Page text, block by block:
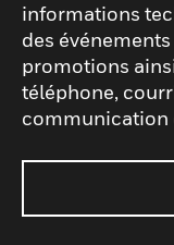
informations
des
promotions
téléphone,
communication